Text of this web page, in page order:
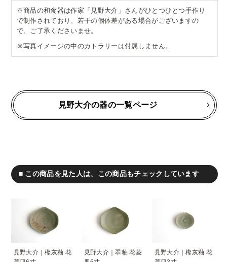
※商品の和食器は作家「見野大介」さんがひとつひとつ手作り
で制作されており、若干の個体差がある場合がございますの
で、ご了承くださいませ。
※写真イメージの中のカトラリーは付属しません。
見野大介の器の一覧ページ
■ この商品を見た人は、この商品もチェックしています
見野大介｜樫灰釉 花
見野大介｜翠釉 花菱
見野大介｜樫灰釉 花